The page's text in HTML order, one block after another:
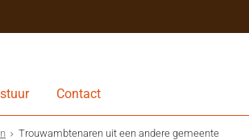
Contact
Trouwambtenaren uit een andere gemeente